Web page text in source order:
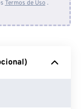
Termos de Uso .